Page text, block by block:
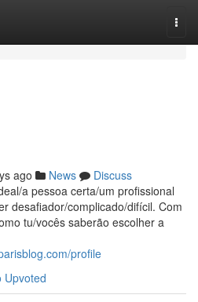
ago News
Discuss
a pessoa certa/um profissional
desafiador/complicado/difícil. Com
tu/vocês saberão escolher a
profile
Upvoted